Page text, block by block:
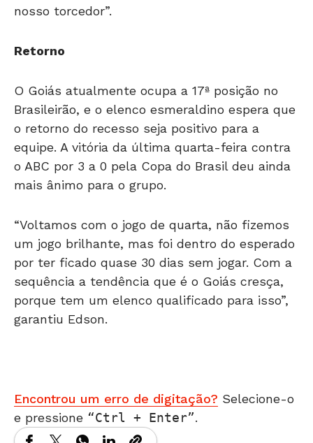
nosso torcedor”.
Retorno
O Goiás atualmente ocupa a 17ª posição no
Brasileirão, e o elenco esmeraldino espera que
o retorno do recesso seja positivo para a
equipe. A vitória da última quarta-feira contra
o ABC por 3 a 0 pela Copa do Brasil deu ainda
mais ânimo para o grupo.
“Voltamos com o jogo de quarta, não fizemos
um jogo brilhante, mas foi dentro do esperado
por ter ficado quase 30 dias sem jogar. Com a
sequência a tendência que é o Goiás cresça,
porque tem um elenco qualificado para isso”,
garantiu Edson.
Encontrou um erro de digitação? Selecione-o
e pressione
Ctrl + Enter .